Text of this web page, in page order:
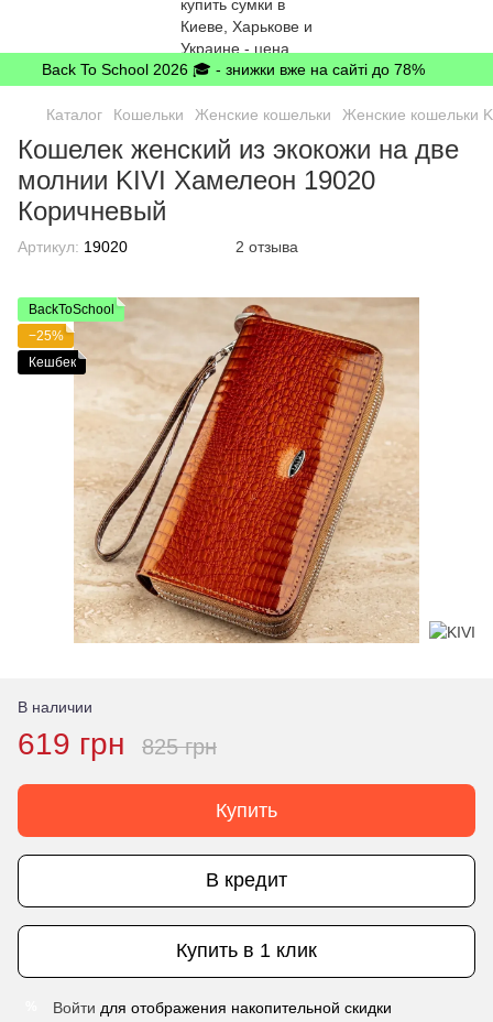
Back To School 2026 🎓 - знижки вже на сайті до 78%
Каталог Кошельки Женские кошельки Женские кошельки
Кошелек женский из экокожи на две
молнии KIVI Хамелеон 19020
Коричневый
Артикул: 19020 2 отзыва
BackToSchool
−25%
Кешбек
В наличии
619 грн 825 грн
Купить
В кредит
Купить в 1 клик
Войти для отображения накопительной скидки